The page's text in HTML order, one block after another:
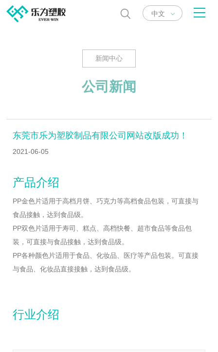
中文
新闻中心
公司新闻
东莞市乐为塑胶制品有限公司网站改版成功！
2021-06-05
产品介绍
PP金色片适用于高档月饼、巧克力等高档食品包装，可直接与
食品接触，达到食品级。
PP双色片适用于寿司、糕点、高档快餐、超市食品等食品包
装，可直接与食品接触，达到食品级。
PP各种颜色片适用于食品、化妆品、医疗等产品包装。可直接
与食品、化妆品直接接触，达到食品级。
行业介绍